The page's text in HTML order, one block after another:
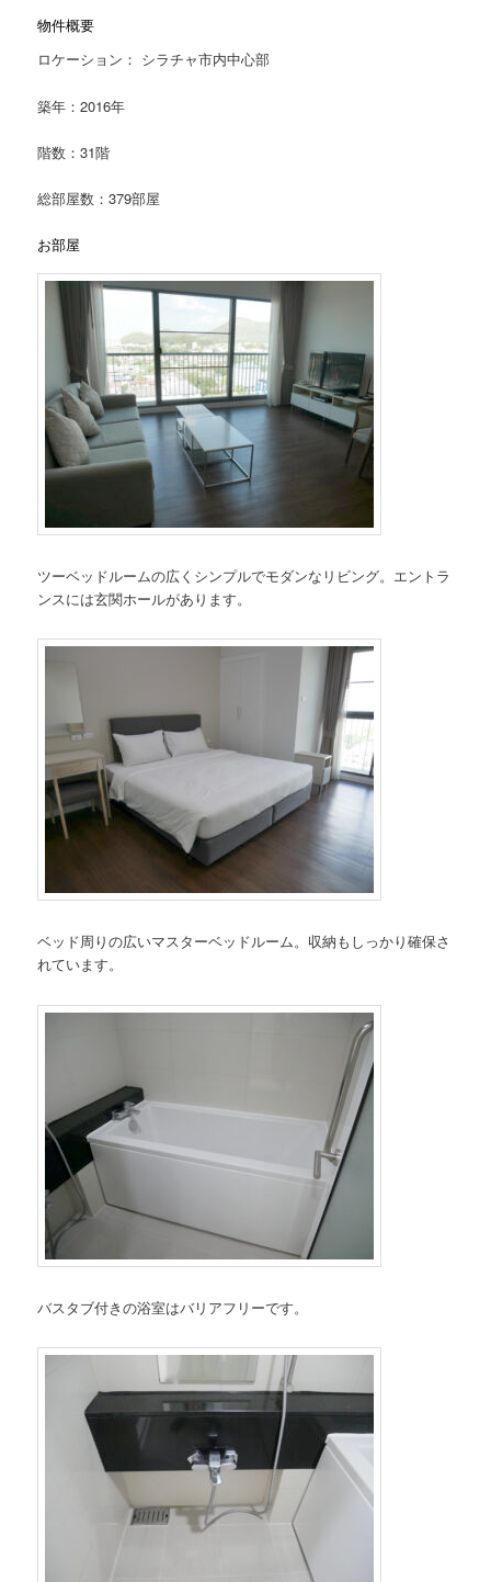
物件概要
ロケーション： シラチャ市内中心部
築年：2016年
階数：31階
総部屋数：379部屋
お部屋
ツーベッドルームの広くシンプルでモダンなリビング。エントラ
ンスには玄関ホールがあります。
ベッド周りの広いマスターベッドルーム。収納もしっかり確保さ
れています。
バスタブ付きの浴室はバリアフリーです。